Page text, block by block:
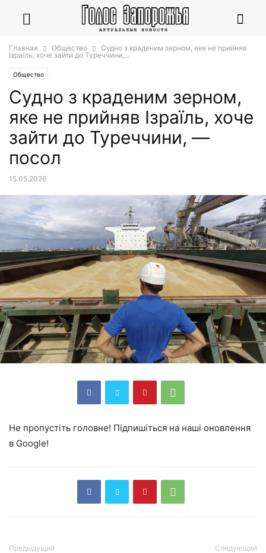
Главная Общество
Судно з краденим зерном, яке не прийняв
Ізраїль, хоче зайти до Туреччини,...
Общество
Судно з краденим зерном,
яке не прийняв Ізраїль, хоче
зайти до Туреччини, —
посол
15.05.2026
Не пропустіть головне! Підпишіться на наші оновлення
в Google!
Предыдущий Следующий